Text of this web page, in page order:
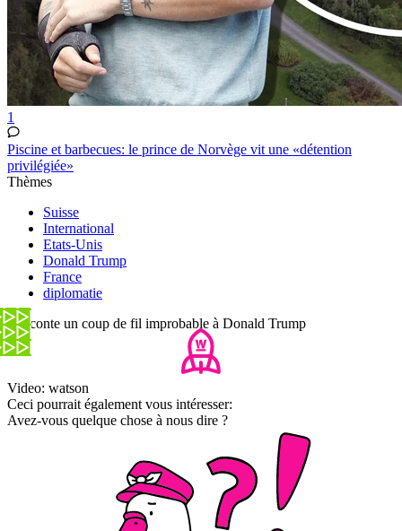
1
Piscine et barbecues: le prince de Norvège vit une «détention
privilégiée»
Thèmes
Suisse
International
Etats-Unis
Donald Trump
France
diplomatie
Il raconte un coup de fil improbable à Donald Trump
Video: watson
Ceci pourrait également vous intéresser:
Avez-vous quelque chose à nous dire ?